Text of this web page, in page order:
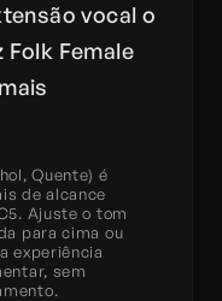
vocal o
Female
Quente) é
de alcance
Ajuste o tom
para cima ou
experiência
sem